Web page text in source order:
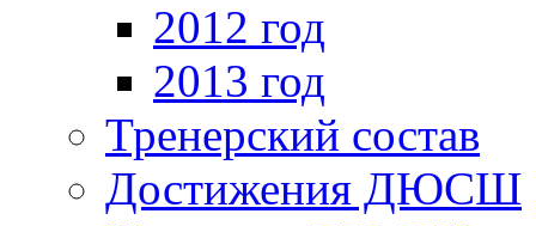
2012 год
2013 год
Тренерский состав
Достижения ДЮСШ